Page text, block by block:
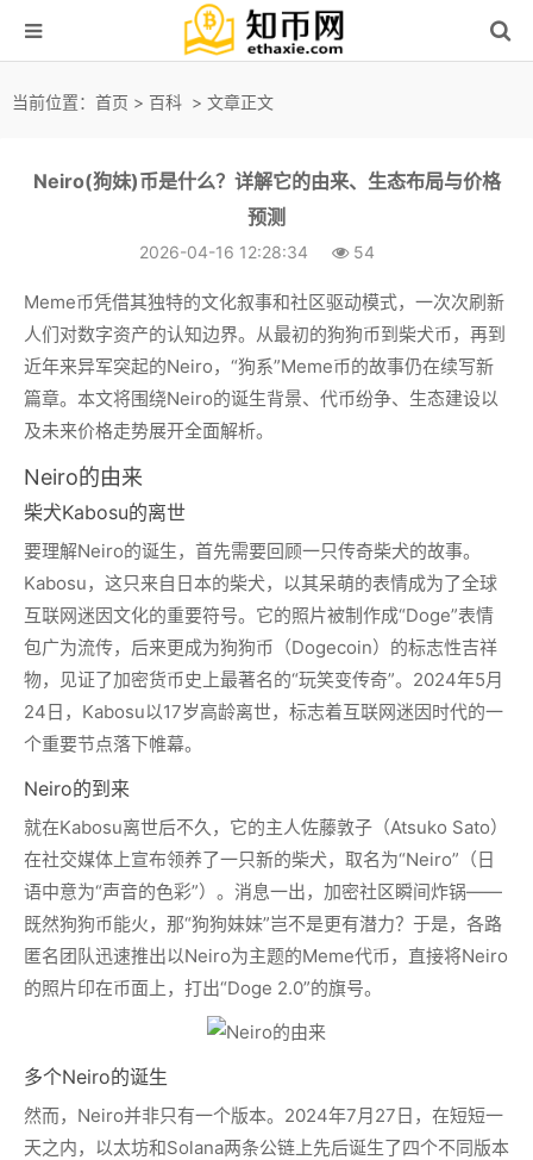
当前位置： 首页 > 百科 > 文章正文
Neiro(狗妹)币是什么？详解它的由来、生态布局与价格
预测
2026-04-16 12:28:34 54
Meme币凭借其独特的文化叙事和社区驱动模式，一次次刷新
人们对数字资产的认知边界。从最初的狗狗币到柴犬币，再到
近年来异军突起的Neiro，“狗系”Meme币的故事仍在续写新
篇章。本文将围绕Neiro的诞生背景、代币纷争、生态建设以
及未来价格走势展开全面解析。
Neiro的由来
柴犬Kabosu的离世
要理解Neiro的诞生，首先需要回顾一只传奇柴犬的故事。
Kabosu，这只来自日本的柴犬，以其呆萌的表情成为了全球
互联网迷因文化的重要符号。它的照片被制作成“Doge”表情
包广为流传，后来更成为狗狗币（Dogecoin）的标志性吉祥
物，见证了加密货币史上最著名的“玩笑变传奇”。2024年5月
24日，Kabosu以17岁高龄离世，标志着互联网迷因时代的一
个重要节点落下帷幕。
Neiro的到来
就在Kabosu离世后不久，它的主人佐藤敦子（Atsuko Sato）
在社交媒体上宣布领养了一只新的柴犬，取名为“Neiro”（日
语中意为“声音的色彩”）。消息一出，加密社区瞬间炸锅——
既然狗狗币能火，那“狗狗妹妹”岂不是更有潜力？于是，各路
匿名团队迅速推出以Neiro为主题的Meme代币，直接将Neiro
的照片印在币面上，打出“Doge 2.0”的旗号。
多个Neiro的诞生
然而，Neiro并非只有一个版本。2024年7月27日，在短短一
天之内，以太坊和Solana两条公链上先后诞生了四个不同版本